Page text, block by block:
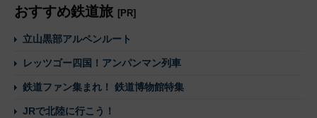
おすすめ鉄道旅 [PR]
立山黒部アルペンルート
レッツゴー四国！アンパンマン列車
鉄道ファン集まれ！ 鉄道博物館特集
JRで北陸に行こう！